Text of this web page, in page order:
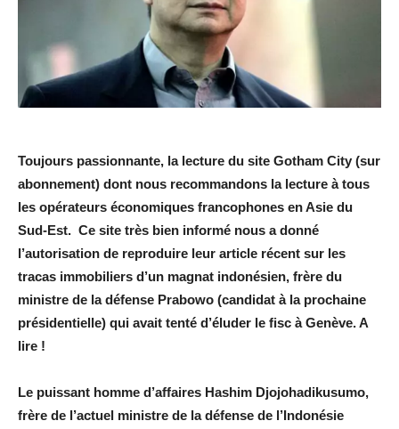
Toujours passionnante, la lecture du site Gotham City (sur
abonnement) dont nous recommandons la lecture à tous
les opérateurs économiques francophones en Asie du
Sud-Est. Ce site très bien informé nous a donné
l’autorisation de reproduire leur article récent sur les
tracas immobiliers d’un magnat indonésien, frère du
ministre de la défense Prabowo (candidat à la prochaine
présidentielle) qui avait tenté d’éluder le fisc à Genève. A
lire !
Le puissant homme d’affaires Hashim Djojohadikusumo,
frère de l’actuel ministre de la défense de l’Indonésie